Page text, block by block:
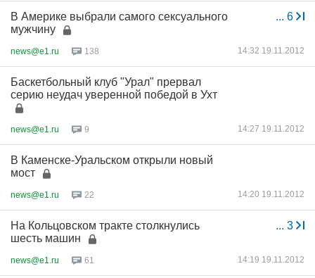
... 6
В Америке выбрали самого сексуального
мужчину
news@e1.ru 138 14:32 19.11.2012
Баскетбольный клуб "Урал" прервал
серию неудач уверенной победой в Ухт
news@e1.ru 9 14:27 19.11.2012
В Каменске-Уральском открыли новый
мост
news@e1.ru 22 14:20 19.11.2012
... 3
На Кольцовском тракте столкнулись
шесть машин
news@e1.ru 61 14:19 19.11.2012